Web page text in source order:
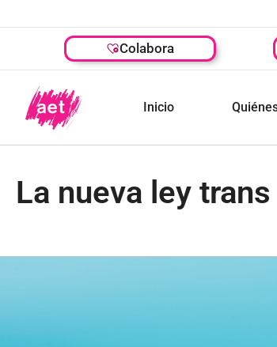
Inicio
Colabora
La nueva ley